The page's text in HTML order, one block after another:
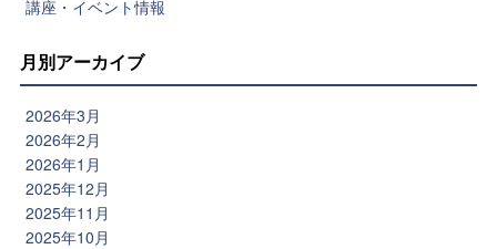
講座・イベント情報
月別アーカイブ
2026年3月
2026年2月
2026年1月
2025年12月
2025年11月
2025年10月